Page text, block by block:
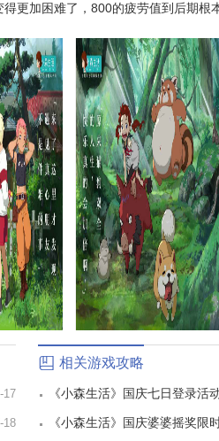
更加困难了，800的疲劳值到后期根
17
18
相关游戏攻略
《小森生活》国庆七日登录活
《小森生活》国庆婆婆摇奖限